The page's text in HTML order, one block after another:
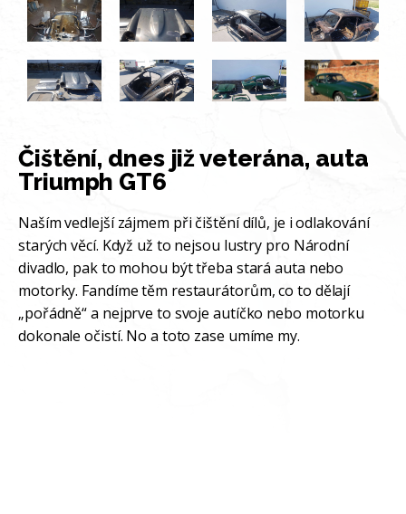
Čištění, dnes již veterána, auta
Triumph GT6
Naším vedlejší zájmem při čištění dílů, je i odlakování
starých věcí. Když už to nejsou lustry pro Národní
divadlo, pak to mohou být třeba stará auta nebo
motorky. Fandíme těm restaurátorům, co to dělají
„pořádně“ a nejprve to svoje autíčko nebo motorku
dokonale očistí. No a toto zase umíme my.